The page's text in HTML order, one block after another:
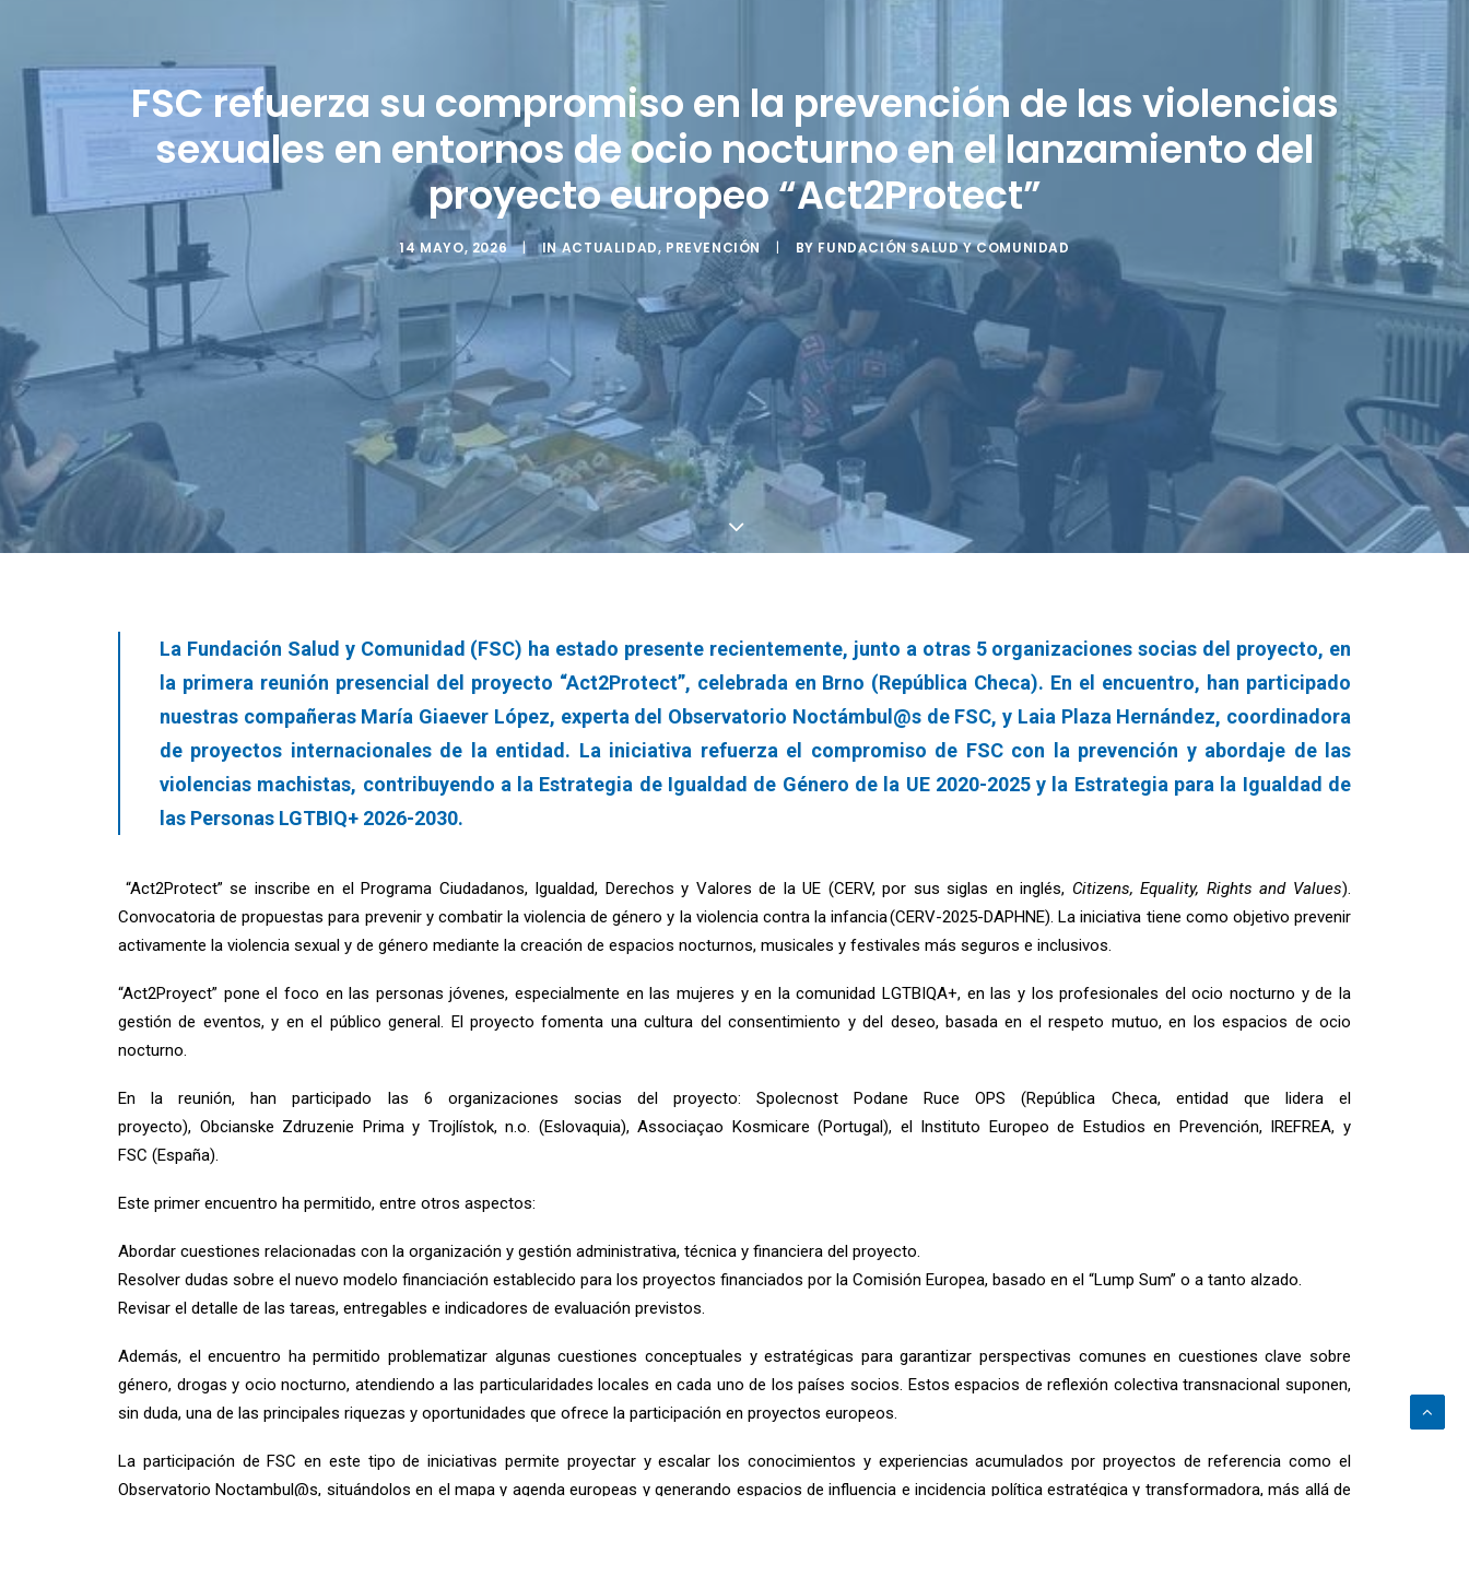
FSC refuerza su compromiso en la prevención de las violencias
sexuales en entornos de ocio nocturno en el lanzamiento del
proyecto europeo “Act2Protect”
14 MAYO, 2026 | INACTUALIDAD, PREVENCIÓN | BY FUNDACIÓN SALUD Y COMUNIDAD
La Fundación Salud y Comunidad (FSC) ha estado presente recientemente, junto a otras 5 organizaciones socias del proyecto, en
la primera reunión presencial del proyecto “Act2Protect”, celebrada en Brno (República Checa). En el encuentro, han participado
nuestras compañeras María Giaever López, experta del Observatorio Noctámbul@s de FSC, y Laia Plaza Hernández, coordinadora
de proyectos internacionales de la entidad. La iniciativa refuerza el compromiso de FSC con la prevención y abordaje de las
violencias machistas, contribuyendo a la Estrategia de Igualdad de Género de la UE 2020-2025 y la Estrategia para la Igualdad de
las Personas LGTBIQ+ 2026-2030.
“Act2Protect” se inscribe en el Programa Ciudadanos, Igualdad, Derechos y Valores de la UE​​ (CERV, por sus siglas en inglés, Citizens, Equality, Rights and Values).
Convocatoria de propuestas para prevenir y combatir la violencia de género y la violencia contra la infancia (CERV-2025-DAPHNE). La iniciativa tiene como objetivo prevenir
activamente la violencia sexual y de género mediante la creación de espacios nocturnos, musicales y festivales más seguros e inclusivos.
“Act2Proyect” pone el foco en las personas jóvenes, especialmente en las mujeres y en la comunidad LGTBIQA+, en las y los profesionales del ocio nocturno y de la
gestión de eventos, y en el público general. El proyecto fomenta una cultura del consentimiento y del deseo, basada en el respeto mutuo, en los espacios de ocio
nocturno.
En la reunión, han participado las 6 organizaciones socias del proyecto: Spolecnost Podane Ruce OPS (República Checa, entidad que lidera el
proyecto), Obcianske Zdruzenie Prima y Trojlístok, n.o. (Eslovaquia), Associaçao Kosmicare (Portugal), el Instituto Europeo de Estudios en Prevención, IREFREA, y
FSC (España).
Este primer encuentro ha permitido, entre otros aspectos:
Abordar cuestiones relacionadas con la organización y gestión administrativa, técnica y financiera del proyecto.
Resolver dudas sobre el nuevo modelo financiación establecido para los proyectos financiados por la Comisión Europea, basado en el “Lump Sum” o a tanto alzado.
Revisar el detalle de las tareas, entregables e indicadores de evaluación previstos.
Además, el encuentro ha permitido problematizar algunas cuestiones conceptuales y estratégicas para garantizar perspectivas comunes en cuestiones clave sobre
género, drogas y ocio nocturno, atendiendo a las particularidades locales en cada uno de los países socios. Estos espacios de reflexión colectiva transnacional suponen,
sin duda, una de las principales riquezas y oportunidades que ofrece la participación en proyectos europeos.
La participación de FSC en este tipo de iniciativas permite proyectar y escalar los conocimientos y experiencias acumulados por proyectos de referencia como el
Observatorio Noctambul@s, situándolos en el mapa y agenda europeas y generando espacios de influencia e incidencia política estratégica y transformadora, más allá de